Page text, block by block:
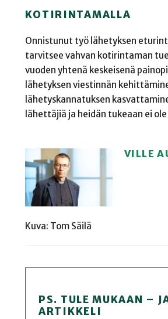
KOTIRINTAMALLA
Onnistunut työ lähetyksen
tarvitsee vahvan kotirintaman
vuoden yhtenä keskeisenä
lähetyksen viestinnän
lähetyskannatuksen
lähettäjiä ja heidän tukeaan ei
VILLE
Kuva: Tom Säilä
PS. TULE MUKAAN –
ARTIKKELI